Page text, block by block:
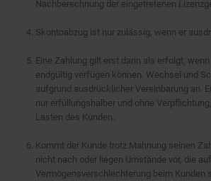
Nachberechnung der eingetretenen
Skontoabzug ist nur zulässig, wenn er
Eine Zahlung gilt erst dann als erfolgt,
endgültig verfügen können. Wechsel und
aufgrund ausdrücklicher Vereinbarung an.
nur erfüllungshalber und ohne
Lasten des Kunden.
Kommt der Kunde trotz Mahnung seinen
nicht nach oder liegen Umstände vor, die
Vermögensverschlechterung beim Kunden